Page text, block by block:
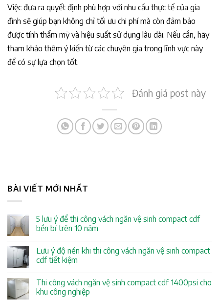
Việc đưa ra quyết định phù hợp với nhu cầu thực tế của gia
đình sẽ giúp bạn không chỉ tối ưu chi phí mà còn đảm bảo
được tính thẩm mỹ và hiệu suất sử dụng lâu dài. Nếu cần, hãy
tham khảo thêm ý kiến từ các chuyên gia trong lĩnh vực này
để có sự lựa chọn tốt.
Đánh giá post này
BÀI VIẾT MỚI NHẤT
5 lưu ý để thi công vách ngăn vệ sinh compact cdf
bền bỉ trên 10 năm
Lưu ý độ nén khi thi công vách ngăn vệ sinh compact
cdf tiết kiệm
Thi công vách ngăn vệ sinh compact cdf 1400psi cho
khu công nghiệp